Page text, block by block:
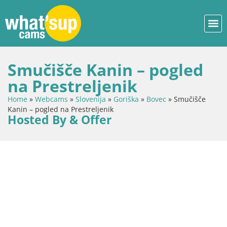
Smučišče Kanin – pogled
na Prestreljenik
Home » Webcams » Slovenija » Goriška » Bovec » Smučišče
Kanin – pogled na Prestreljenik
Hosted By & Offer